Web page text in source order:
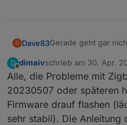
D Dave83Gerade geht gar
Was kann ich euch
könnt?
Und was genau
D
Offline
dimaivschrieb am 30. Apr.
zuletzt editiert von
Alle, die Probleme mit
20230507 oder späteren
Firmware drauf flashen
sehr stabil). Die Anleitung